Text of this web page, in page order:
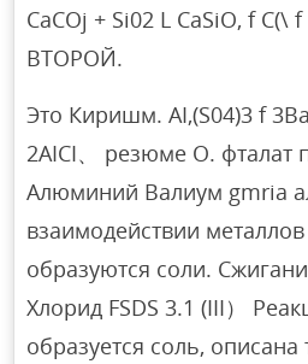
CaCOj + Si02 L CaSiO, f C(\
ВТОРОЙ.
Это Киришм. AI,(S04)3 f
2AICI、 резюме О. фталат
Алюминий Валиум gmria
взаимодействии
образуются соли.
Хлорид FSDS 3.1 (III）
образуется соль,